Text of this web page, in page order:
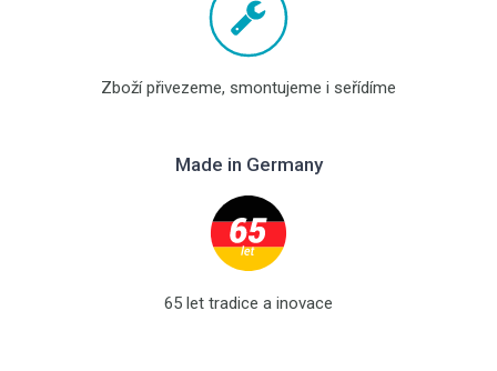
Zboží přivezeme, smontujeme i seřídíme
Made in Germany
65 let tradice a inovace